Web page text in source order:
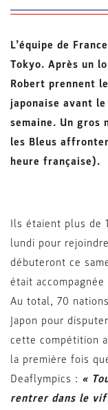
L’équipe de
Tokyo. Après un
Robert prennent
japonaise avant
semaine. Un gros
les Bleus
heure française).
Ils étaient plus de
lundi pour
débuteront ce
était
Au total, 70
Japon pour
cette compétition
la première fois
Deaflympics : «
rentrer dans le vif